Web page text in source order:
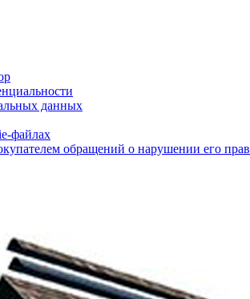
данных
файлах
обращений о нарушении его прав